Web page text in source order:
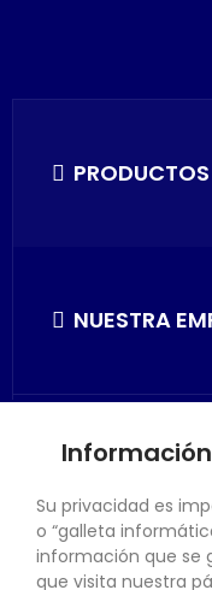
PRODUCTOS
NUESTRA
SU CUENTA
Su privacidad es
o “galleta
información que se
que visita nuestra